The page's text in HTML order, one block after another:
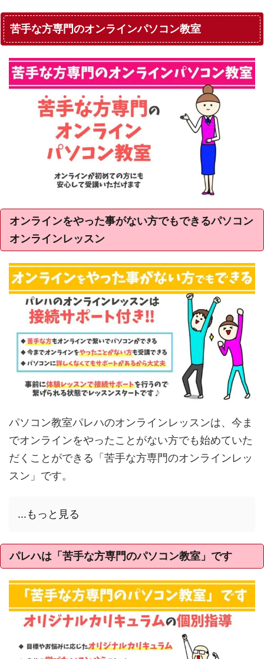
苦手な方専門のオンラインパソコン教室
オンラインをやった事がない方でもできるパソコン
オンラインレッスン
パソコン教室パレハのオンラインレッスンは、今ま
でオンラインをやったことがない方でも始めていた
だくことができる「苦手な方専門のオンラインレッ
スン」です。
...もっと見る
パレハは「苦手な方専門のパソコン教室」です